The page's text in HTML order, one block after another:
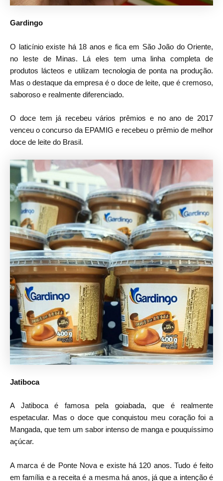
Gardingo
O laticínio existe há 18 anos e fica em São João do Oriente,
no leste de Minas. Lá eles tem uma linha completa de
produtos lácteos e utilizam tecnologia de ponta na produção.
Mas o destaque da empresa é o doce de leite, que é cremoso,
saboroso e realmente diferenciado.
O doce tem já recebeu vários prêmios e no ano de 2017
venceu o concurso da EPAMIG e recebeu o prêmio de melhor
doce de leite do Brasil.
Jatiboca
A Jatiboca é famosa pela goiabada, que é realmente
espetacular. Mas o doce que conquistou meu coração foi a
Mangada, que tem um sabor intenso de manga e pouquíssimo
açúcar.
A marca é de Ponte Nova e existe há 120 anos. Tudo é feito
em família e a receita é a mesma há anos, já que a intenção é